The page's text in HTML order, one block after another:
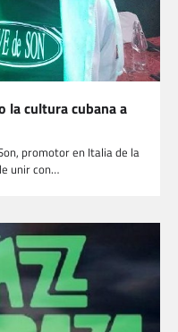
la cultura cubana a
promotor en Italia de la
unir con…